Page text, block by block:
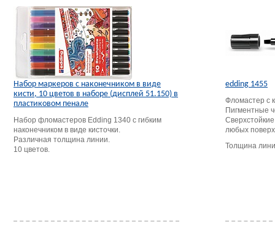
Набор маркеров с наконечником в виде
кисти, 10 цветов в наборе (дисплей 51.150) в
пластиковом пенале
Набор фломастеров Edding 1340 с гибким
наконечником в виде кисточки.
Различная толщина линии.
10 цветов.
edding 1455
Фломастер с
Пигментные
любых
Толщина